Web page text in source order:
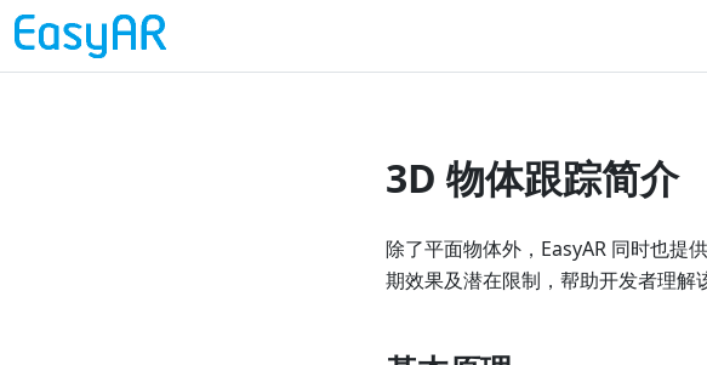
3D 物体跟踪简介
除了平面物体外，EasyAR 同时也提
期效果及潜在限制，帮助开发者理解